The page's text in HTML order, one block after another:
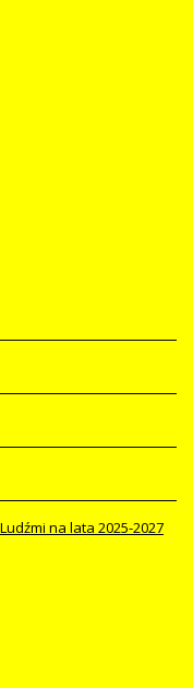
na lata 2025-2027